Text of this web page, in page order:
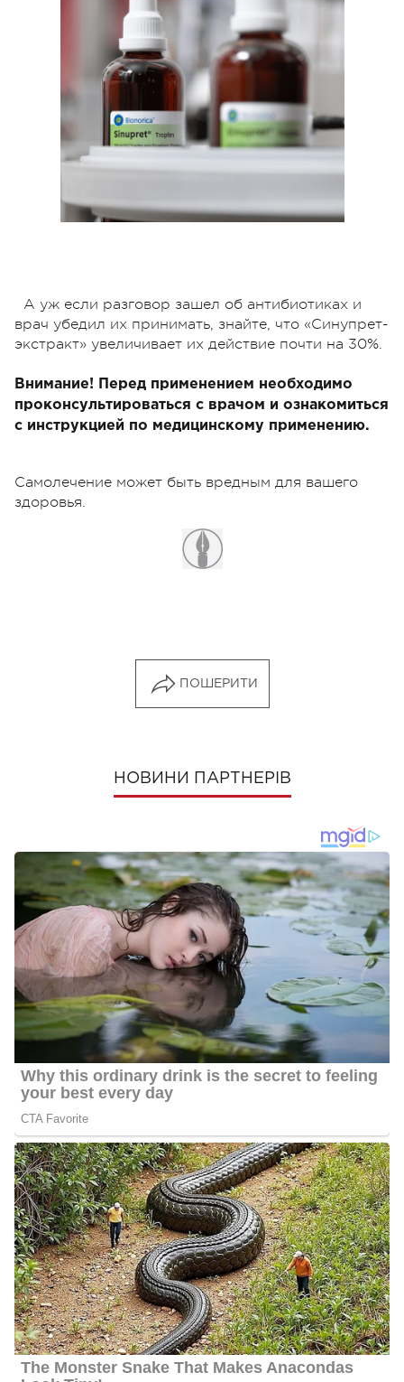
А уж если разговор зашел об антибиотиках и
врач убедил их принимать, знайте, что «Синупрет-
экстракт» увеличивает их действие почти на 30%.
Внимание! Перед применением необходимо
проконсультироваться с врачом и ознакомиться
с инструкцией по медицинскому применению.
Самолечение может быть вредным для вашего
здоровья.
ПОШЕРИТИ
НОВИНИ ПАРТНЕРІВ